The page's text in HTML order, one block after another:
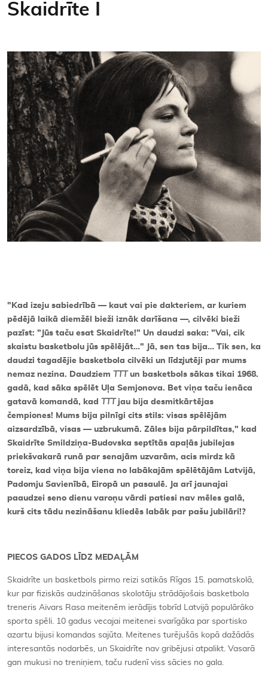
Skaidrīte I
"Kad izeju sabiedrībā — kaut vai pie dakteriem, ar kuriem
pēdējā laikā diemžēl bieži iznāk darīšana —, cilvēki bieži
pazīst: "Jūs taču esat Skaidrīte!" Un daudzi saka: "Vai, cik
skaistu basketbolu jūs spēlējāt…" Jā, sen tas bija… Tik sen, ka
daudzi tagadējie basketbola cilvēki un līdzjutēji par mums
nemaz nezina. Daudziem TTTun basketbols sākas tikai 1968.
gadā, kad sāka spēlēt Uļa Semjonova. Bet viņa taču ienāca
gatavā komandā, kad TTTjau bija desmitkārtējas
čempiones! Mums bija pilnīgi cits stils: visas spēlējām
aizsardzībā, visas — uzbrukumā. Zāles bija pārpildītas," kad
Skaidrīte Smildziņa-Budovska septītās apaļās jubilejas
priekšvakarā runā par senajām uzvarām, acis mirdz kā
toreiz, kad viņa bija viena no labākajām spēlētājām Latvijā,
Padomju Savienībā, Eiropā un pasaulē. Ja arī jaunajai
paaudzei seno dienu varoņu vārdi patiesi nav mēles galā,
kurš cits tādu nezināšanu kliedēs labāk par pašu jubilāri!?
PIECOS GADOS LĪDZ MEDAĻĀM
Skaidrīte un basketbols pirmo reizi satikās Rīgas 15. pamatskolā,
kur par fiziskās audzināšanas skolotāju strādājošais basketbola
treneris Aivars Rasa meitenēm ierādījis tobrīd Latvijā populārāko
sporta spēli. 10 gadus vecajai meitenei svarīgāka par sportisko
azartu bijusi komandas sajūta. Meitenes turējušās kopā dažādās
interesantās nodarbēs, un Skaidrīte nav gribējusi atpalikt. Vasarā
gan mukusi no treniņiem, taču rudenī viss sācies no gala.